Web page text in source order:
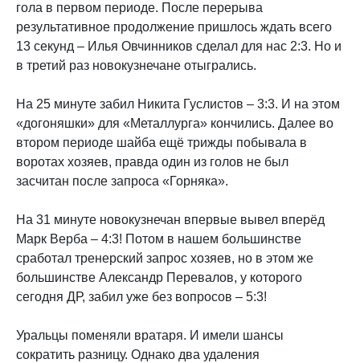
гола в первом периоде. После перерыва
результативное продолжение пришлось ждать всего
13 секунд – Илья Овчинников сделал для нас 2:3. Но и
в третий раз новокузнечане отыгрались.
На 25 минуте забил Никита Гуслистов – 3:3. И на этом
«догоняшки» для «Металлурга» кончились. Далее во
втором периоде шайба ещё трижды побывала в
воротах хозяев, правда один из голов не был
засчитан после запроса «Горняка».
На 31 минуте новокузнечан впервые вывел вперёд
Марк Верба – 4:3! Потом в нашем большинстве
сработал тренерский запрос хозяев, но в этом же
большинстве Александр Перевалов, у которого
сегодня ДР, забил уже без вопросов – 5:3!
Уральцы поменяли вратаря. И имели шансы
сократить разницу. Однако два удаления